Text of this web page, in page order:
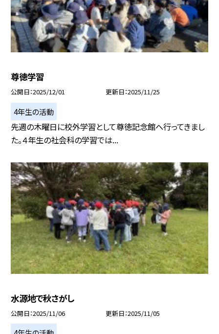
尊徳学習
公開日 2025/12/01 更新日 2025/11/25
4年生の活動
先週の木曜日に校外学習として尊徳記念館へ行ってきまし
た。４年生の社会科の学習では...
水源地で秋さがし
公開日 2025/11/06 更新日 2025/11/05